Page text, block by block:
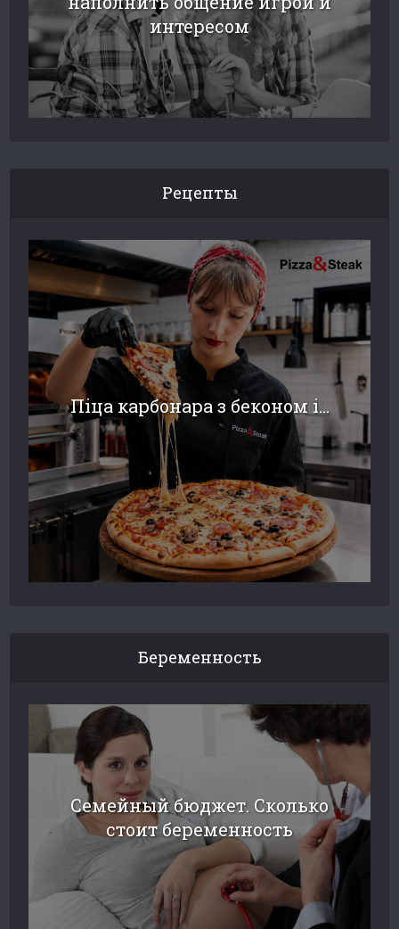
интересом
Рецепты
Піца карбонара з беконом і...
Беременность
Семейный бюджет. Сколько
стоит беременность